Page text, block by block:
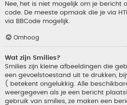
Nee, het is niet mogelijk om je bericht
code. De meeste opmaak die je via
via BBCode mogelijk.
Omhoog
Wat zijn Smilies?
Smilies zijn kleine afbeeldingen die
een gevoelstoestand uit te drukken,
( betekent ongelukkig. Alle
weergegeven als je een bericht
gebruik van smilies, ze maken een